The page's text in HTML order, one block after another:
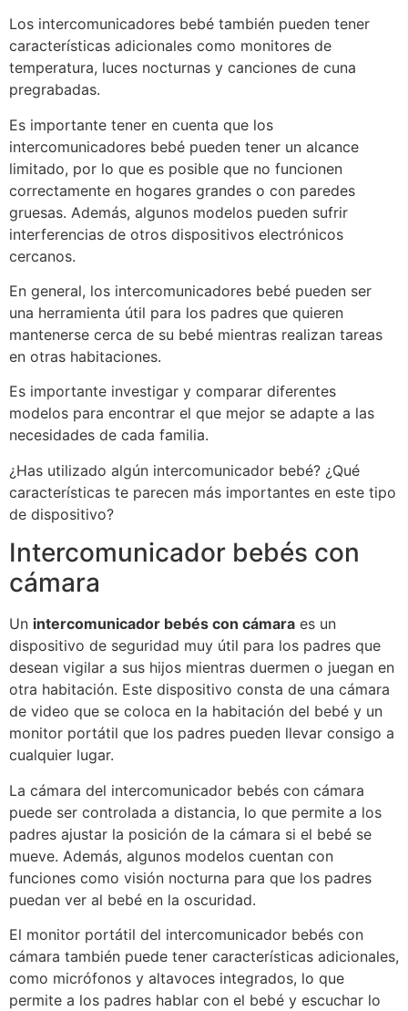
Los intercomunicadores bebé también pueden tener
características adicionales como monitores de
temperatura, luces nocturnas y canciones de cuna
pregrabadas.
Es importante tener en cuenta que los
intercomunicadores bebé pueden tener un alcance
limitado, por lo que es posible que no funcionen
correctamente en hogares grandes o con paredes
gruesas. Además, algunos modelos pueden sufrir
interferencias de otros dispositivos electrónicos
cercanos.
En general, los intercomunicadores bebé pueden ser
una herramienta útil para los padres que quieren
mantenerse cerca de su bebé mientras realizan tareas
en otras habitaciones.
Es importante investigar y comparar diferentes
modelos para encontrar el que mejor se adapte a las
necesidades de cada familia.
¿Has utilizado algún intercomunicador bebé? ¿Qué
características te parecen más importantes en este tipo
de dispositivo?
Intercomunicador bebés con
cámara
Un intercomunicador bebés con cámara es un
dispositivo de seguridad muy útil para los padres que
desean vigilar a sus hijos mientras duermen o juegan en
otra habitación. Este dispositivo consta de una cámara
de video que se coloca en la habitación del bebé y un
monitor portátil que los padres pueden llevar consigo a
cualquier lugar.
La cámara del intercomunicador bebés con cámara
puede ser controlada a distancia, lo que permite a los
padres ajustar la posición de la cámara si el bebé se
mueve. Además, algunos modelos cuentan con
funciones como visión nocturna para que los padres
puedan ver al bebé en la oscuridad.
El monitor portátil del intercomunicador bebés con
cámara también puede tener características adicionales,
como micrófonos y altavoces integrados, lo que
permite a los padres hablar con el bebé y escuchar lo